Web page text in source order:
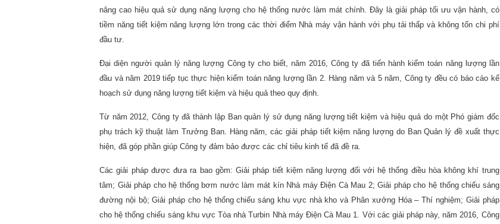
nâng cao hiệu quả sử dụng năng lượng cho hệ thống nước làm mát chính. Đây là giải pháp tối ưu vận hành, có
tiềm năng tiết kiệm năng lượng lớn trong các thời điểm Nhà máy vận hành với phụ tải thấp và không tốn chi phí
đầu tư.
Đại diện người quản lý năng lượng Công ty cho biết, năm 2016, Công ty đã tiến hành kiểm toán năng lượng lần
đầu và năm 2019 tiếp tục thực hiện kiểm toán năng lượng lần 2. Hàng năm và 5 năm, Công ty đều có báo cáo kế
hoạch sử dụng năng lượng tiết kiệm và hiệu quả theo quy định.
Từ năm 2012, Công ty đã thành lập Ban quản lý sử dụng năng lượng tiết kiệm và hiệu quả do một Phó giám đốc
phụ trách kỹ thuật làm Trưởng Ban. Hàng năm, các giải pháp tiết kiệm năng lượng do Ban Quản lý đề xuất thực
hiện, đã góp phần giúp Công ty đảm bảo được các chỉ tiêu kinh tế đã đề ra.
Các giải pháp được đưa ra bao gồm: Giải pháp tiết kiệm năng lượng đối với hệ thống điều hòa không khí trung
tâm; Giải pháp cho hệ thống bơm nước làm mát kín Nhà máy Điện Cà Mau 2; Giải pháp cho hệ thống chiếu sáng
đường nội bộ; Giải pháp cho hệ thống chiếu sáng khu vực nhà kho và Phân xưởng Hóa – Thí nghiệm; Giải pháp
cho hệ thống chiếu sáng khu vực Tòa nhà Turbin Nhà máy Điện Cà Mau 1. Với các giải pháp này, năm 2016, Công